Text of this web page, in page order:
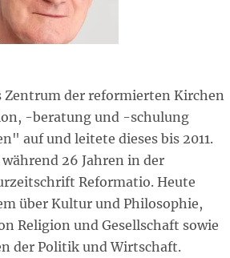
Zentrum der reformierten Kirchen
-beratung und -schulung
auf und leitete dieses bis 2011.
26 Jahren in der
Reformatio. Heute
über Kultur und Philosophie,
Religion und Gesellschaft sowie
der Politik und Wirtschaft.